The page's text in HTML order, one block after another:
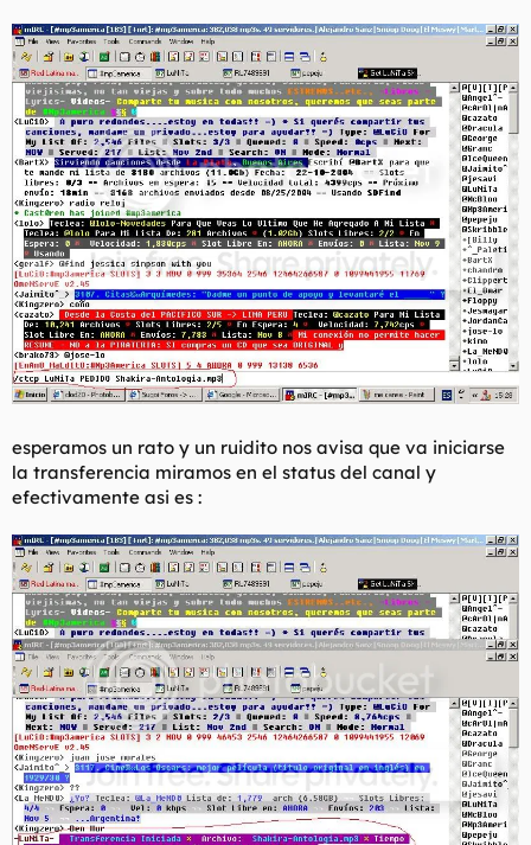
esperamos un rato y un ruidito nos avisa que va iniciarse
la transferencia miramos en el status del canal y
efectivamente asi es :